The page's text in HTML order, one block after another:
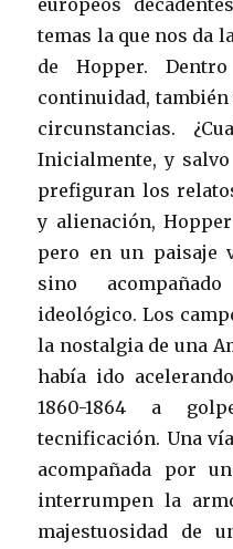
temas la que nos da
de Hopper.
continuidad, también
circunstancias.
Inicialmente, y
prefiguran los
y alienación,
pero en un paisaje
sino
ideológico. Los
la nostalgia de una
había ido
1860-1864 a
tecnificación. Una
acompañada por
interrumpen la
majestuosidad de